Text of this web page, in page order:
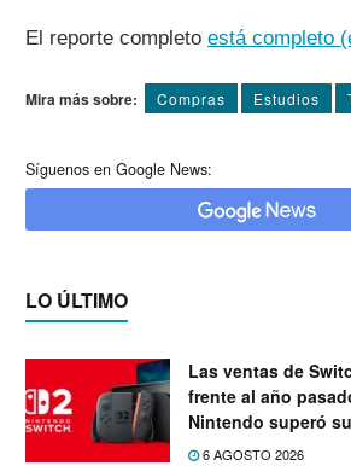
El reporte completo está completo
Mira más sobre: Compras Estudios
Síguenos en Google News:
LO ÚLTIMO
Las ventas de
frente al año
Nintendo superó
expectativas
6 AGOSTO 2026